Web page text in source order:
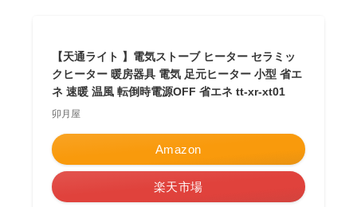
【天通ライト 】電気ストーブ ヒーター セラミッ
クヒーター 暖房器具 電気 足元ヒーター 小型 省エ
ネ 速暖 温風 転倒時電源OFF 省エネ tt-xr-xt01
卯月屋
Amazon
楽天市場